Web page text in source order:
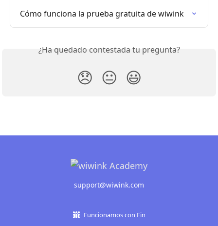
Cómo funciona la prueba gratuita de wiwink
¿Ha quedado contestada tu pregunta?
😞 😐 😃
support@wiwink.com
Funcionamos con Fin